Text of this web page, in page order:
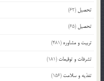
تحصیل (62)
تحصیل (65)
تربیت و مشاوره (481)
تشرفات و توقیعات (181)
تغذیه و سلامت (156)